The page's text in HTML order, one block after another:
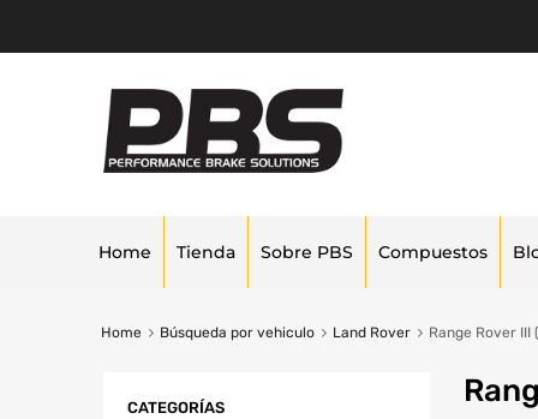
Home Tienda Sobre PBS Compuestos
Home Búsqueda por vehiculo Land Rover Range Rover III
CATEGORÍAS